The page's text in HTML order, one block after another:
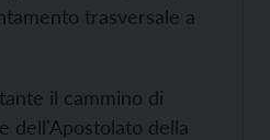
trasversale a
il cammino di
dell'Apostolato della